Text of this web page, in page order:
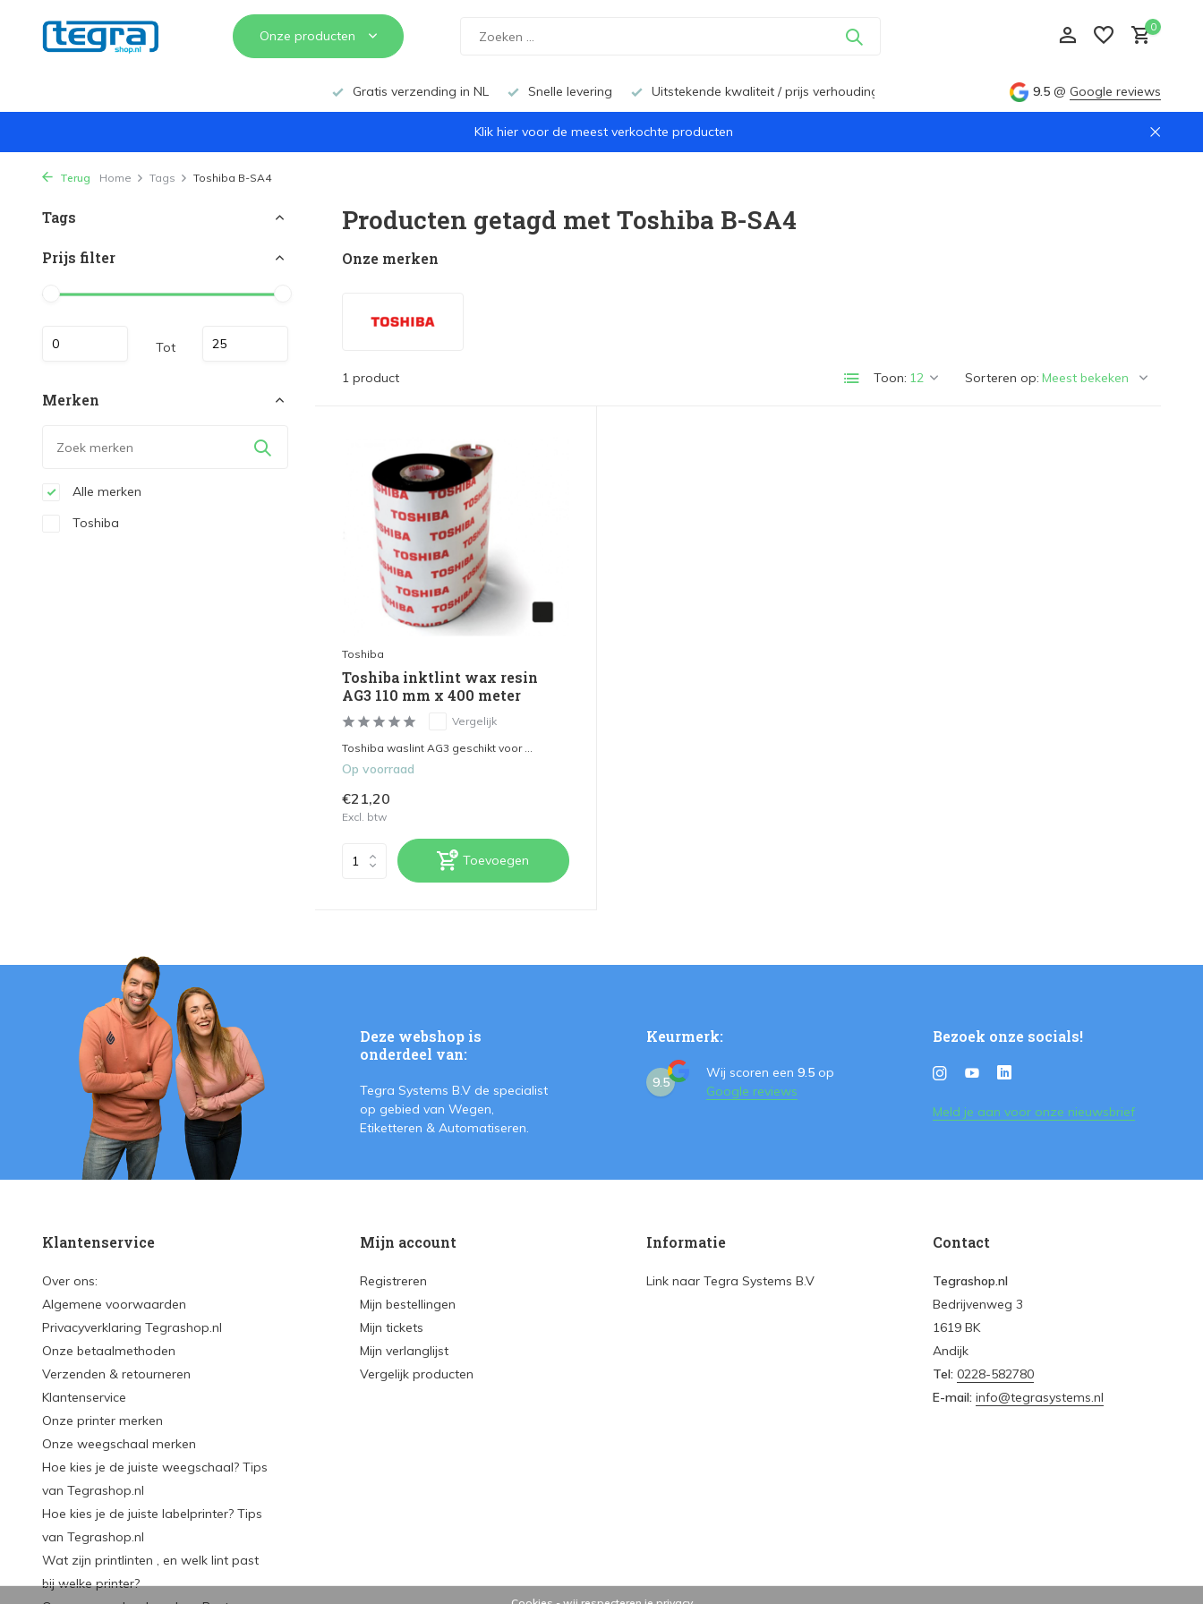
Onze producten
0
Gratis verzending in NL Snelle levering Uitstekende kwaliteit / prijs verhouding 9.5 @ Google reviews
Klik hier voor de meest verkochte producten
Terug Home Tags Toshiba B-SA4
Tags
Prijs filter
Tot
Merken
Alle merken
Toshiba
Producten getagd met Toshiba B-SA4
Onze merken
1 product Toon: Sorteren op:
Toshiba
Toshiba inktlint wax resin
AG3 110 mm x 400 meter
Vergelijk
Toshiba waslint AG3 geschikt voor ...
Op voorraad
€21,20
Excl. btw
Toevoegen
Deze webshop is
onderdeel van:
Tegra Systems B.V de specialist
op gebied van Wegen,
Etiketteren & Automatiseren.
Keurmerk:
9.5
Wij scoren een 9.5 op
Google reviews
Bezoek onze socials!
Meld je aan voor onze nieuwsbrief
Klantenservice
Over ons:
Algemene voorwaarden
Privacyverklaring Tegrashop.nl
Onze betaalmethoden
Verzenden & retourneren
Klantenservice
Onze printer merken
Onze weegschaal merken
Hoe kies je de juiste weegschaal? Tips
van Tegrashop.nl
Hoe kies je de juiste labelprinter? Tips
van Tegrashop.nl
Wat zijn printlinten , en welk lint past
bij welke printer?
Mijn account
Registreren
Mijn bestellingen
Mijn tickets
Mijn verlanglijst
Vergelijk producten
Informatie
Link naar Tegra Systems B.V
Contact
Tegrashop.nl
Bedrijvenweg 3
1619 BK
Andijk
Tel: 0228-582780
E-mail: info@tegrasystems.nl